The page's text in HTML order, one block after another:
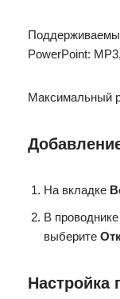
PowerPoint:
Максимальный
На вкладке
В
выберите
Настройка